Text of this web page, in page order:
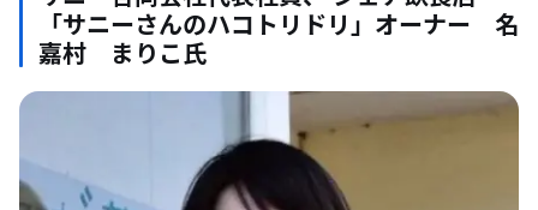
「サニーさんのハコトリドリ」オーナー 名
嘉村 まりこ氏